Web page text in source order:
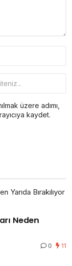
üzere adımı,
kaydet.
Neden
0 11